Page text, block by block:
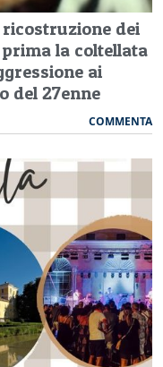
dei
la coltellata
ai
del 27enne
COMMENTA